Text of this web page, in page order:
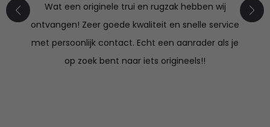
Wat een originele trui en rugzak hebben wij
ontvangen! Zeer goede kwaliteit en snelle service
met persoonlijk contact. Echt een aanrader als je
op zoek bent naar iets origineels!!